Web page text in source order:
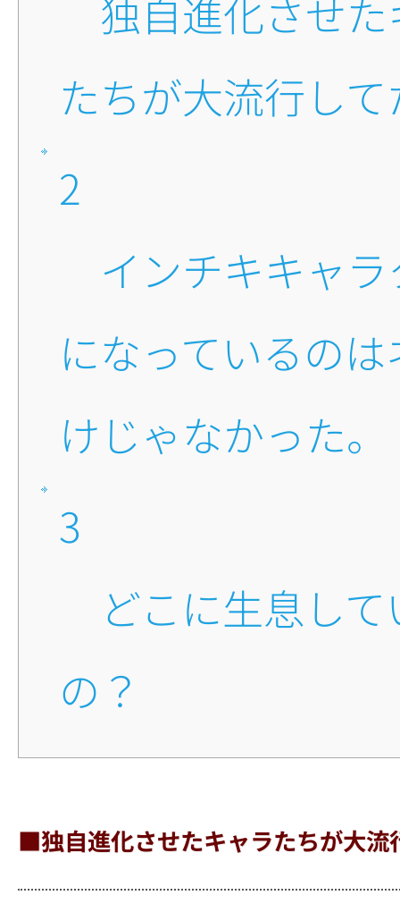
たちが大流行し
2
になっているの
けじゃなかった。
3
の？
■独自進化させたキャラたちが大流